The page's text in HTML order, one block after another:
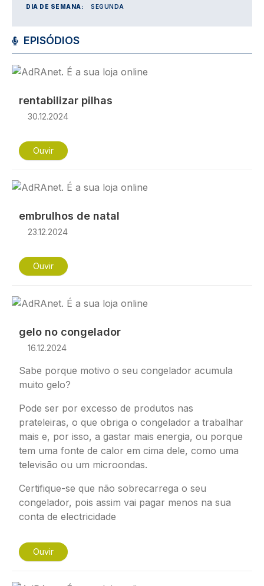
DIA DE SEMANA:
SEGUNDA
EPISÓDIOS
Imagem
rentabilizar pilhas
30.12.2024
Ouvir
Imagem
embrulhos de natal
23.12.2024
Ouvir
Imagem
gelo no congelador
16.12.2024
Sabe porque motivo o seu congelador acumula
muito gelo?
Pode ser por excesso de produtos nas
prateleiras, o que obriga o congelador a trabalhar
mais e, por isso, a gastar mais energia, ou porque
tem uma fonte de calor em cima dele, como uma
televisão ou um microondas.
Certifique-se que não sobrecarrega o seu
congelador, pois assim vai pagar menos na sua
conta de electricidade
Ouvir